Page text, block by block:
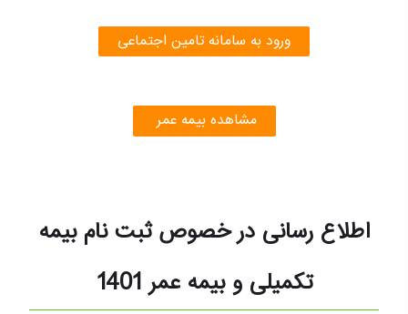
ورود به سامانه تامین اجتماعی
مشاهده بیمه عمر
اطلاع رسانی در خصوص ثبت نام بیمه
تکمیلی و بیمه عمر 1401